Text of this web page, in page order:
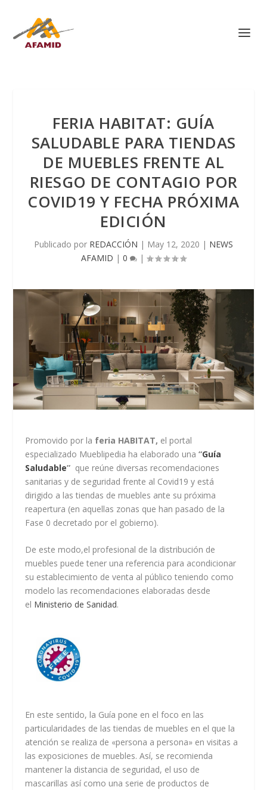
FERIA HABITAT: GUÍA
SALUDABLE PARA TIENDAS
DE MUEBLES FRENTE AL
RIESGO DE CONTAGIO POR
COVID19 Y FECHA PRÓXIMA
EDICIÓN
Publicado por REDACCIÓN | May 12, 2020 | NEWS
AFAMID | 0 |
Promovido por la feria HABITAT, el portal
especializado Mueblipedia ha elaborado una“Guía
Saludable” que reúne diversas recomendaciones
sanitarias y de seguridad frente al Covid19 y está
dirigido a las tiendas de muebles ante su próxima
reapertura (en aquellas zonas que han pasado de la
Fase 0 decretado por el gobierno).
De este modo,el profesional de la distribución de
muebles puede tener una referencia para acondicionar
su establecimiento de venta al público teniendo como
modelo las recomendaciones elaboradas desde
el Ministerio de Sanidad.
En este sentido, la Guía pone en el foco en las
particularidades de las tiendas de muebles en el que la
atención se realiza de «persona a persona» en visitas a
las exposiciones de muebles. Así, se recomienda
mantener la distancia de seguridad, el uso de
mascarillas así como una serie de productos de